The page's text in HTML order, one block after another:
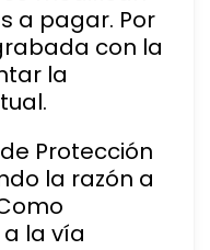
a pagar. Por
con la
la
Protección
la razón a
la vía